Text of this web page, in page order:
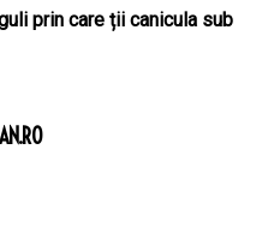
prin care ții canicula sub